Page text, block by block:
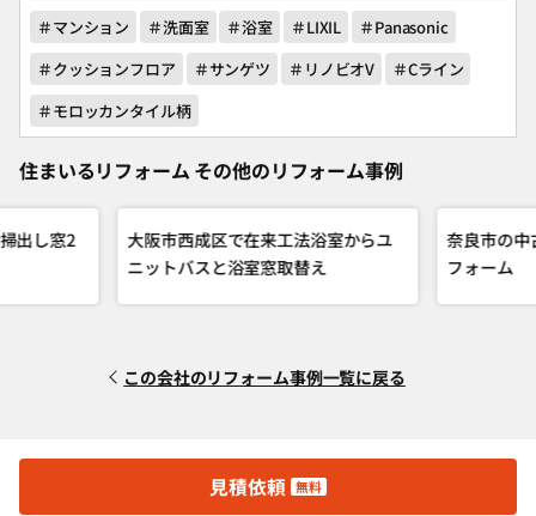
＃マンション ＃洗面室 ＃浴室 ＃LIXIL
＃Panasonic
＃クッションフロア
＃サンゲツ ＃リノビオV
＃Cライン
＃モロッカンタイル柄
住まいるリフォーム その他のリフォーム事例
出し窓2
大阪市西成区で在来工法浴室からユ
ニットバスと浴室窓取替え
奈良市の中
フォーム
この会社のリフォーム事例一覧に戻る
見積依頼 無料